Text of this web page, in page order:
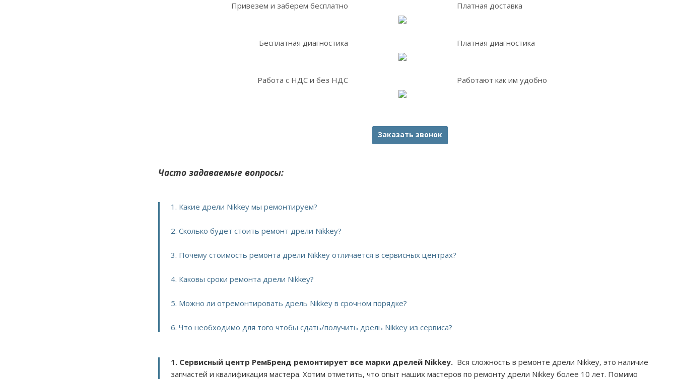
Привезем и заберем бесплатно
Бесплатная диагностика
Работа с НДС и без НДС
Платная доставка
Платная диагностика
Работают как им удобно
Заказать звонок
Часто задаваемые вопросы:
1. Какие дрели Nikkey мы ремонтируем?
2. Сколько будет стоить ремонт дрели Nikkey?
3. Почему стоимость ремонта дрели Nikkey отличается в сервисных центрах?
4. Каковы сроки ремонта дрели Nikkey?
5. Можно ли отремонтировать дрель Nikkey в срочном порядке?
6. Что необходимо для того чтобы сдать/получить дрель Nikkey из сервиса?
1. Сервисный центр РемБренд ремонтирует все марки дрелей Nikkey. Вся сложность в ремонте дрели Nikkey, это наличие
запчастей и квалификация мастера. Хотим отметить, что опыт наших мастеров по ремонту дрели Nikkey более 10 лет. Помимо